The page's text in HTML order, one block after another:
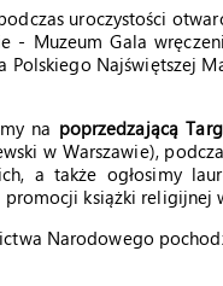
uroczystości
- Muzeum Gala
Najświętszej
na poprzedzającą
w Warszawie),
a także ogłosimy
promocji książki religijnej
Narodowego